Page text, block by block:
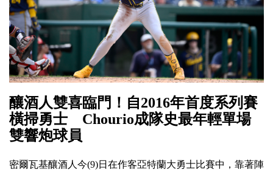
釀酒人雙喜臨門！自2016年首度系列賽
橫掃勇士 Chourio成隊史最年輕單場
雙響炮球員
密爾瓦基釀酒人今(9)日在作客亞特蘭大勇士比賽中，靠著陣